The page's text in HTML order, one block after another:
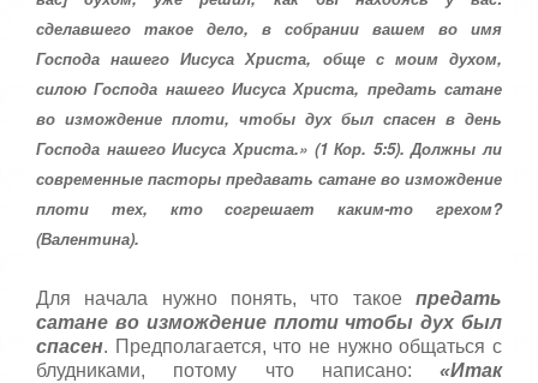
н
г
:
5
/
й
с
а
,
о
е
н
и
т
сделавшего такое дело, в собрании вашем во имя
Господа нашего Иисуса Христа, обще с моим духом,
силою Господа нашего Иисуса Христа, предать сатане
во измождение плоти, чтобы дух был спасен в день
Господа нашего Иисуса Христа.» (1 Кор. 5:5). Должны ли
современные пасторы предавать сатане во измождение
плоти тех, кто согрешает каким-то грехом?
(Валентина).
Для начала нужно понять, что такое предать
сатане во измождение плоти чтобы дух был
спасен. Предполагается, что не нужно общаться с
блудниками, потому что написано: «Итак